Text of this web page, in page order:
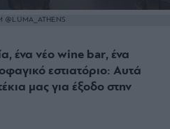
@LUMA_ATHENS
ένα νέο wine bar, ένα
εστιατόριο: Αυτά
μας για έξοδο στην